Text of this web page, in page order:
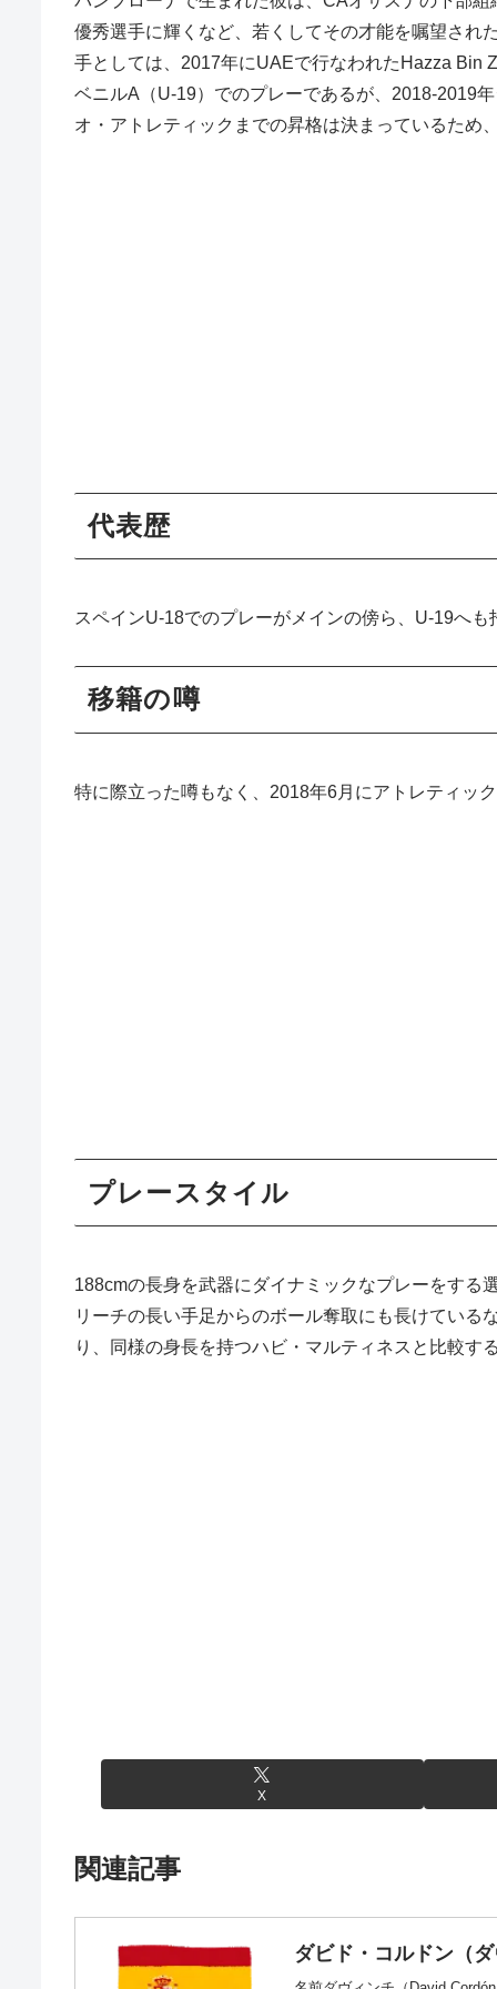
優秀選手に輝くなど、若くしてその才能を嘱望され
手としては、2017年にUAEで行なわれたHazza Bin
ベニルA（U-19）でのプレーであるが、2018-2019
オ・アトレティックまでの昇格は決まっているため
代表歴
スペインU-18でのプレーがメインの傍ら、U-19へも
移籍の噂
特に際立った噂もなく、2018年6月にアトレティッ
プレースタイル
188cmの長身を武器にダイナミックなプレーをする
リーチの長い手足からのボール奪取にも長けてい
り、同様の身長を持つハビ・マルティネスと比較
X
関連記事
ダビド・コルドン（